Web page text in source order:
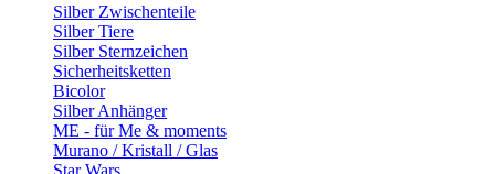
Silber Zwischenteile
Silber Tiere
Silber Sternzeichen
Sicherheitsketten
Bicolor
Silber Anhänger
ME - für Me & moments
Murano / Kristall / Glas
Star Wars